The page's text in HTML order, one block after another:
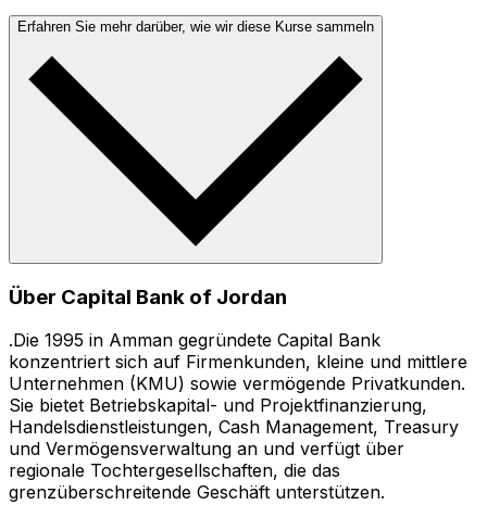
Erfahren Sie mehr darüber, wie wir diese Kurse sammeln
Über Capital Bank of Jordan
.Die 1995 in Amman gegründete Capital Bank
konzentriert sich auf Firmenkunden, kleine und mittlere
Unternehmen (KMU) sowie vermögende Privatkunden.
Sie bietet Betriebskapital- und Projektfinanzierung,
Handelsdienstleistungen, Cash Management, Treasury
und Vermögensverwaltung an und verfügt über
regionale Tochtergesellschaften, die das
grenzüberschreitende Geschäft unterstützen.